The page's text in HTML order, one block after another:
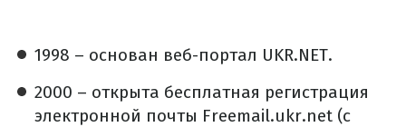
1998 – основан веб-портал UKR.NET.
2000 – открыта бесплатная регистрация
электронной почты Freemail.ukr.net (с